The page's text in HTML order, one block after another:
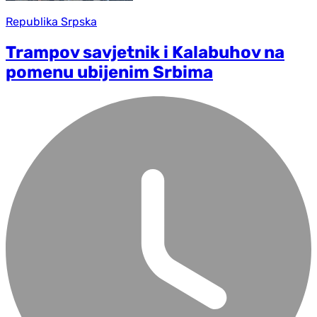
Republika Srpska
Trampov savjetnik i Kalabuhov na
pomenu ubijenim Srbima